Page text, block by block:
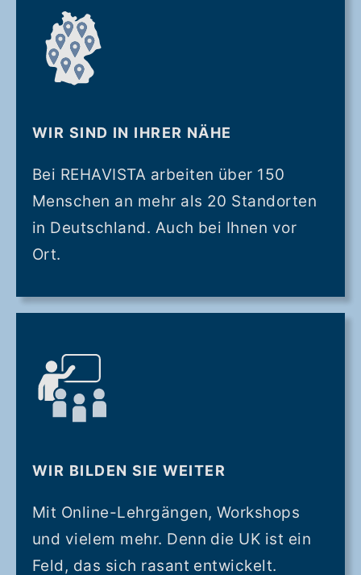
WIR SIND IN IHRER NÄHE
Bei REHAVISTA arbeiten über 150
Menschen an mehr als 20 Standorten
in Deutschland. Auch bei Ihnen vor
Ort.
WIR BILDEN SIE WEITER
Mit Online-Lehrgängen, Workshops
und vielem mehr. Denn die UK ist ein
Feld, das sich rasant entwickelt.